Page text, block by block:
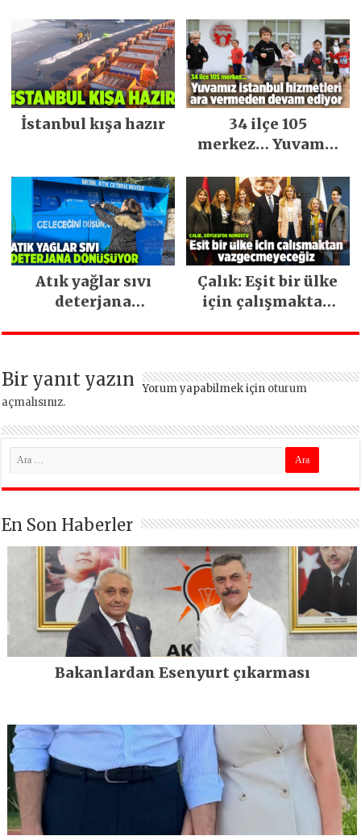
İstanbul kışa hazır
34 ilçe 105
merkez… Yuvamız
ara vermeden
devam ediyor
Atık yağlar sıvı
deterjana
Çalık: Eşit bir ülke
için çalışmaktan
Bir yanıt yazın Yorum yapabilmek için oturum
açmalısınız.
En Son Haberler
Bakanlardan Esenyurt çıkarması